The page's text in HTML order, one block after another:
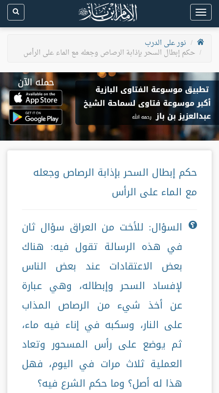
Toggle
navigation
نور على الدرب
حكم إبطال السحر بإذابة الرصاص وجعله مع الماء على الرأس
حكم إبطال السحر بإذابة الرصاص وجعله
مع الماء على الرأس
السؤال: للأخت من العراق سؤال ثان
في هذه الرسالة تقول فيه: هناك
بعض الاعتقادات عند بعض الناس
لإفساد السحر وإبطاله، وهي عبارة
عن أخذ شيء من الرصاص المذاب
على النار، وسكبه في إناء فيه ماء،
ثم يوضع على رأس المسحور وتعاد
العملية ثلاث مرات في اليوم، فهل
هذا له أصل؟ وما حكم الشرع فيه؟